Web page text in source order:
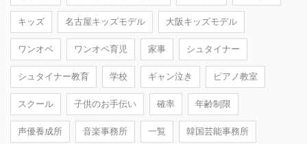
キッズ 名古屋キッズモデル 大阪キッズモデル
ワンオペ ワンオペ育児 家事 シュタイナー
シュタイナー教育 学校 ギャン泣き ピアノ教室
スクール 子供のお手伝い 確率 年齢制限
声優養成所 音楽事務所 一覧 韓国芸能事務所